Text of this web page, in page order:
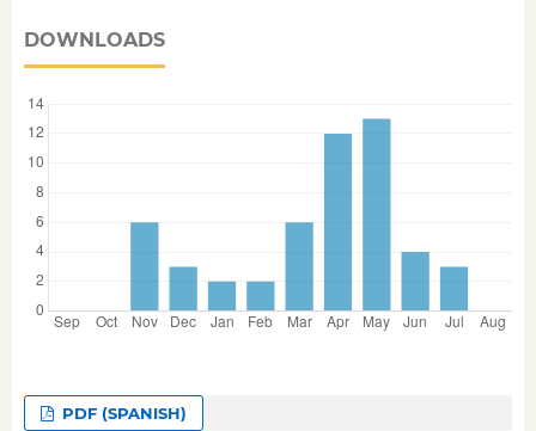
DOWNLOADS
PDF (SPANISH)